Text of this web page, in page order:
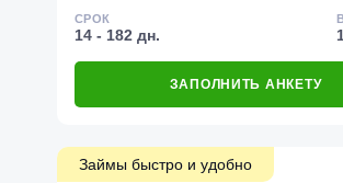
СРОК
14 - 182 дн.
ЗАПОЛНИТЬ АНКЕТУ
Займы быстро и удобно